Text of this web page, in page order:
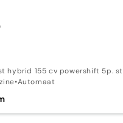
hybrid 155 cv powershift 5p. st
•Automaat